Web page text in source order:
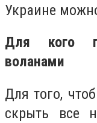
Украине
Для кого
воланами
Для того,
скрыть все